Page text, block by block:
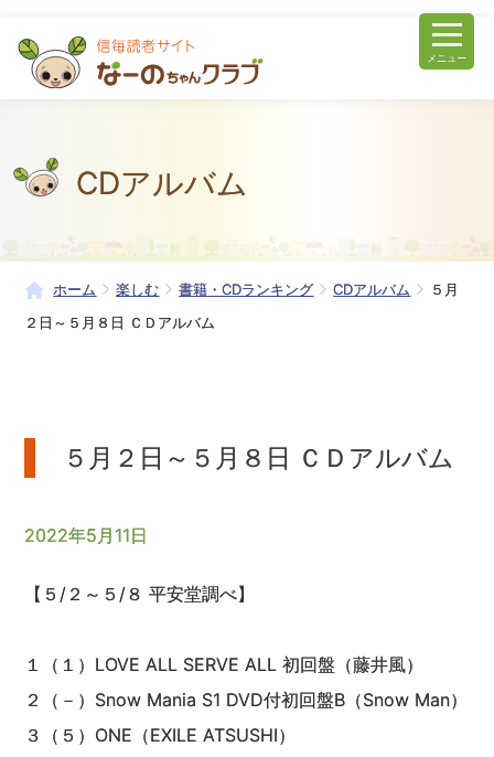
メニュー
CDアルバム
ホーム 楽しむ 書籍・CDランキング CDアルバム
５月
２日～５月８日 ＣＤアルバム
５月２日～５月８日 ＣＤアルバム
2022年5月11日
【５/２～５/８ 平安堂調べ】
１（１）LOVE ALL SERVE ALL 初回盤（藤井風）
２（－）Snow Mania S1 DVD付初回盤B（Snow Man）
３（５）ONE（EXILE ATSUSHI）